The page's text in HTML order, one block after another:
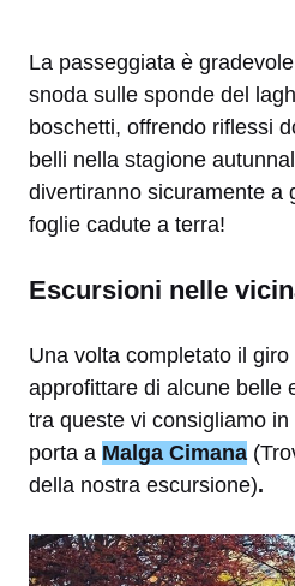
La passeggiata è
snoda sulle sponde del
boschetti, offrendo riflessi
belli nella stagione
divertiranno sicuramente a
foglie cadute a terra!
Escursioni nelle
Una volta completato il
approfittare di alcune belle
tra queste vi consigliamo
porta a Malga Cimana
della nostra escursione).